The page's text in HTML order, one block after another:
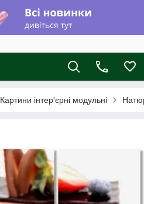
Картини інтер'єрні модульні